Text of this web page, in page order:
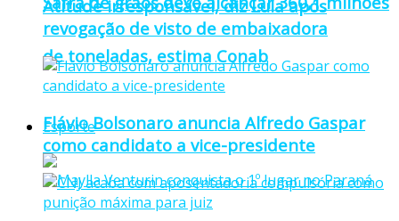
de toneladas, estima Conab
Esporte
Atitude irresponsável, diz Lula após
revogação de visto de embaixadora
Flávio Bolsonaro anuncia Alfredo Gaspar
como candidato a vice-presidente